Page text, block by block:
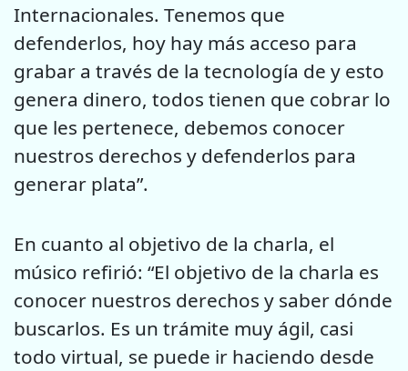
Internacionales. Tenemos que
defenderlos, hoy hay más acceso para
grabar a través de la tecnología de y esto
genera dinero, todos tienen que cobrar lo
que les pertenece, debemos conocer
nuestros derechos y defenderlos para
generar plata”.
En cuanto al objetivo de la charla, el
músico refirió: “El objetivo de la charla es
conocer nuestros derechos y saber dónde
buscarlos. Es un trámite muy ágil, casi
todo virtual, se puede ir haciendo desde